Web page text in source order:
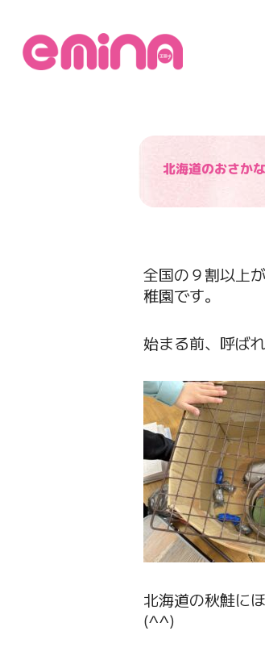
北海道のおさか
全国の９割以上
稚園です。
始まる前、呼ば
北海道の秋鮭に
(^^)